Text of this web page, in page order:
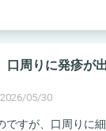
口周りに発疹が
2026/05/30
ですが、口周りに